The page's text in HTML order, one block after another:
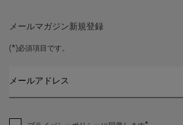
メールマガジン新規登録
(*)必須項目です。
メールアドレス